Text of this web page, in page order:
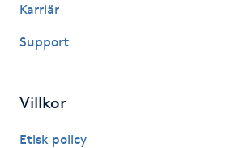
Kiropraktik
Karriär
Support
Villkor
Etisk policy